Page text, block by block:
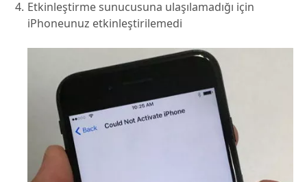
Etkinleştirme sunucusuna ulaşılamadığı için
iPhoneunuz etkinleştirilemedi